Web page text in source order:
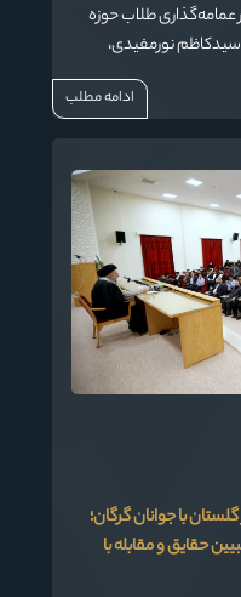
طلاب حوزه
سیدکاظم نورمفیدی،
گرگان، با تأکید بر
«شما طلاب جوان باید
ادامه مطلب
با جوانان گرگان؛
حقایق و مقابله با